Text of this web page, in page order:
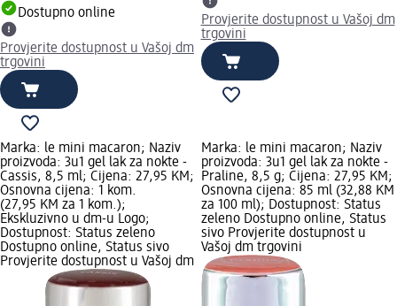
Dostupno online
Provjerite dostupnost u Vašoj dm
trgovini
Provjerite dostupnost u Vašoj dm
trgovini
Marka: le mini macaron; Naziv
proizvoda: 3u1 gel lak za nokte -
Cassis, 8,5 ml; Cijena: 27,95 KM;
Osnovna cijena: 1 kom.
(27,95 KM za 1 kom.);
Ekskluzivno u dm-u Logo;
Dostupnost: Status zeleno
Dostupno online, Status sivo
Provjerite dostupnost u Vašoj dm
Marka: le mini macaron; Naziv
proizvoda: 3u1 gel lak za nokte -
Praline, 8,5 g; Cijena: 27,95 KM;
Osnovna cijena: 85 ml (32,88 KM
za 100 ml); Dostupnost: Status
zeleno Dostupno online, Status
sivo Provjerite dostupnost u
Vašoj dm trgovini